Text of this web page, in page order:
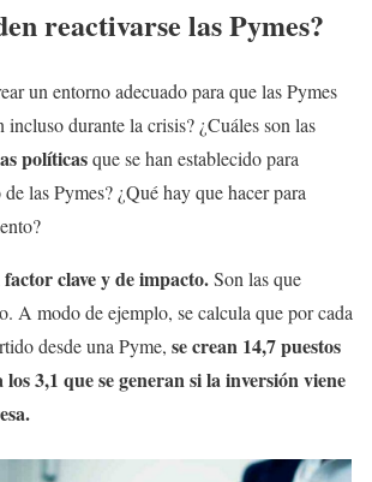
reactivarse las Pymes?
un entorno adecuado para que las Pymes
incluso durante la crisis? ¿Cuáles son las
políticasque se han establecido para
las Pymes? ¿Qué hay que hacer para
clave y de impacto.Son las que
A modo de ejemplo, se calcula que por cada
desde una Pyme, se crean 14,7 puestos
3,1 que se generan si la inversión viene